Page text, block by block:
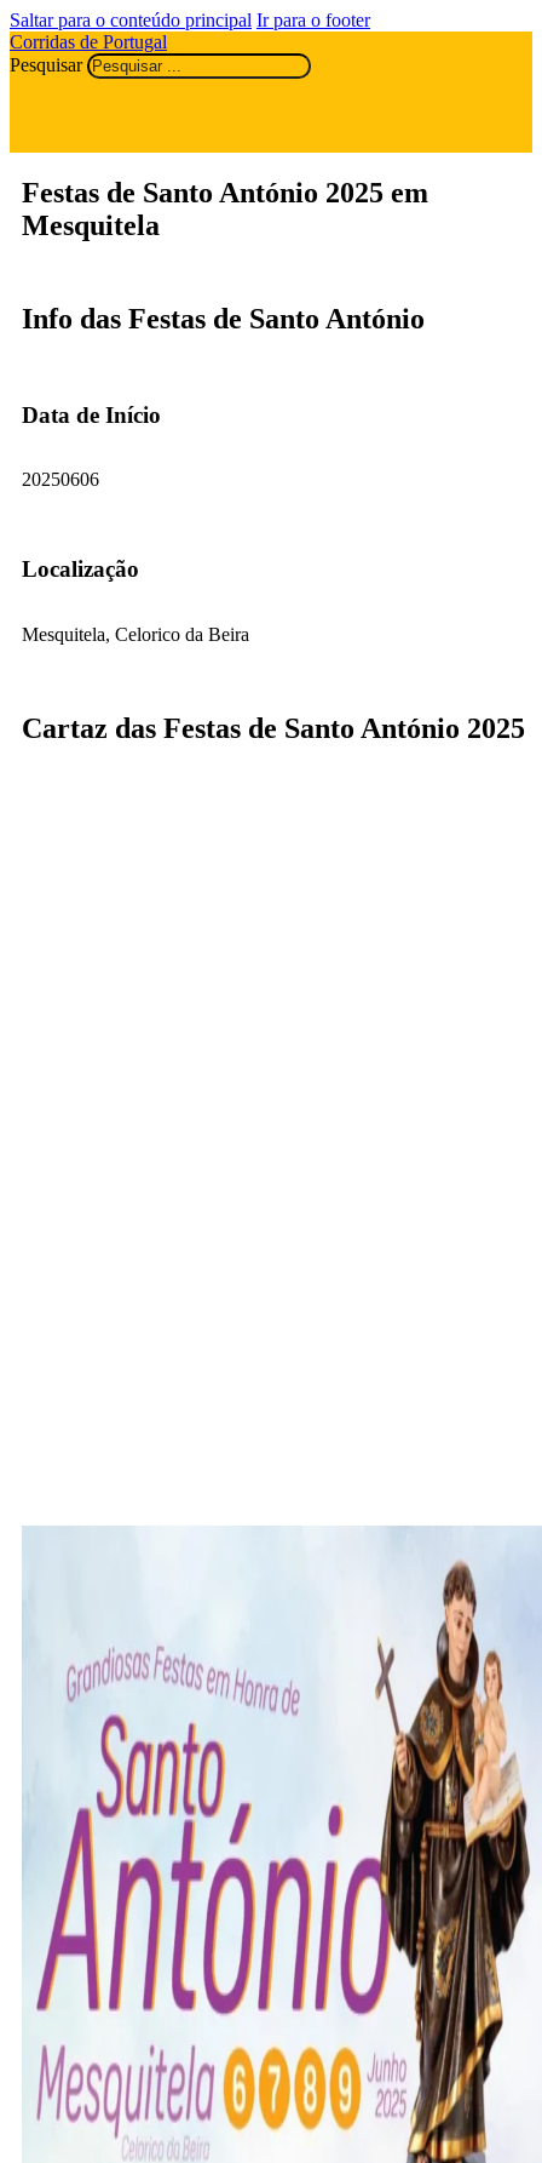
Saltar para o conteúdo principal Ir para o footer
Corridas de Portugal
Pesquisar
Festas de Santo António 2025 em
Mesquitela
Info das Festas de Santo António
Data de Início
20250606
Localização
Mesquitela, Celorico da Beira
Cartaz das Festas de Santo António 2025